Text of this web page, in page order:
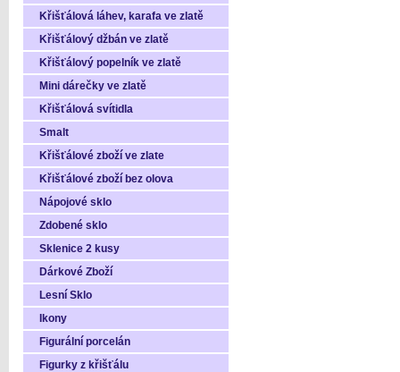
Křišťálová láhev, karafa ve zlatě
Křišťálový džbán ve zlatě
Křišťálový popelník ve zlatě
Mini dárečky ve zlatě
Křišťálová svítidla
Smalt
Křišťálové zboží ve zlate
Křišťálové zboží bez olova
Nápojové sklo
Zdobené sklo
Sklenice 2 kusy
Dárkové Zboží
Lesní Sklo
Ikony
Figurální porcelán
Figurky z křišťálu